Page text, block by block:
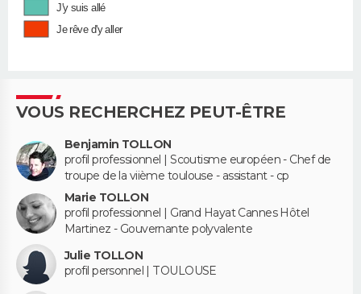
J'y suis allé
Je rêve d'y aller
VOUS RECHERCHEZ PEUT-ÊTRE
Benjamin TOLLON
profil professionnel | Scoutisme européen - Chef de
troupe de la viième toulouse - assistant - cp
Marie TOLLON
profil professionnel | Grand Hayat Cannes Hôtel
Martinez - Gouvernante polyvalente
Julie TOLLON
profil personnel | TOULOUSE